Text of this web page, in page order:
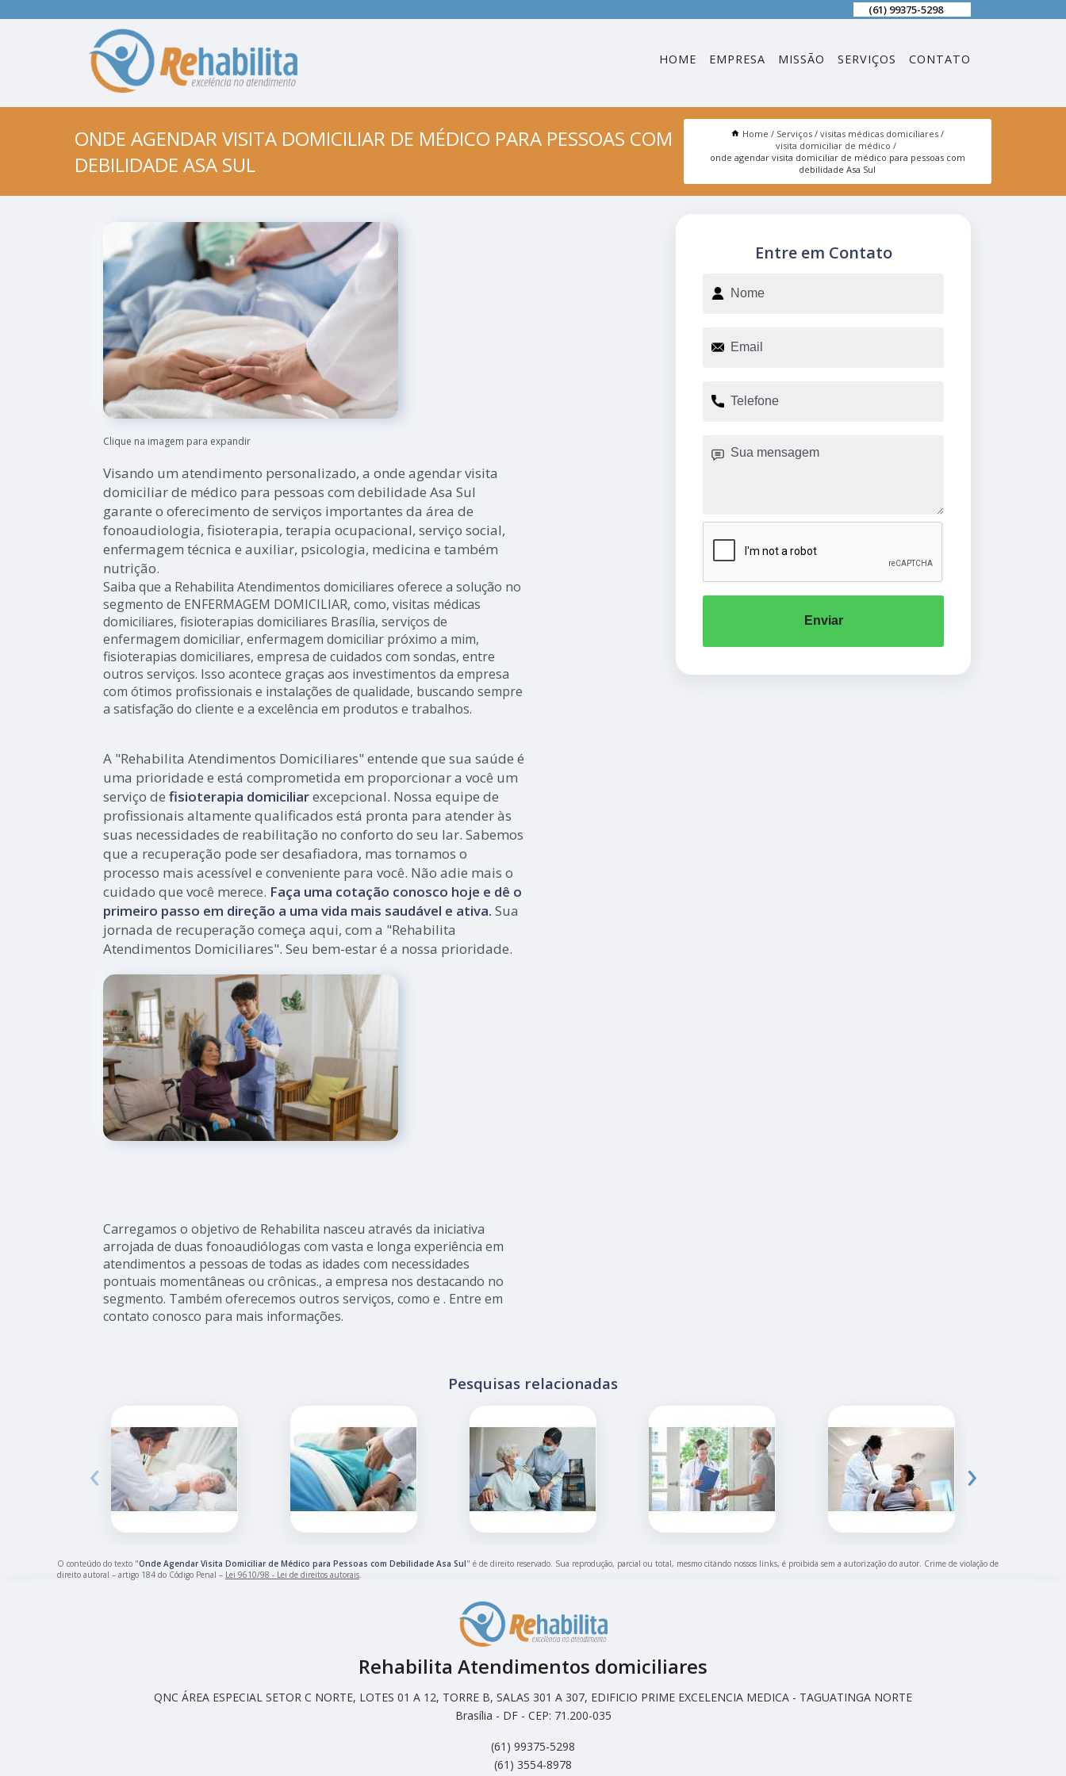
(61) 99375-5298
HOME EMPRESA MISSÃO SERVIÇOS CONTATO
ONDE AGENDAR VISITA DOMICILIAR DE MÉDICO PARA PESSOAS COM
DEBILIDADE ASA SUL
Home Serviços
visitas médicas domiciliares
visita domiciliar de médico
onde agendar visita domiciliar de médico para pessoas com
debilidade Asa Sul
Clique na imagem para expandir
Visando um atendimento personalizado, a onde agendar visita
domiciliar de médico para pessoas com debilidade Asa Sul
garante o oferecimento de serviços importantes da área de
fonoaudiologia, fisioterapia, terapia ocupacional, serviço social,
enfermagem técnica e auxiliar, psicologia, medicina e também
nutrição.
Saiba que a Rehabilita Atendimentos domiciliares oferece a solução no
segmento de ENFERMAGEM DOMICILIAR, como, visitas médicas
domiciliares, fisioterapias domiciliares Brasília, serviços de
enfermagem domiciliar, enfermagem domiciliar próximo a mim,
fisioterapias domiciliares, empresa de cuidados com sondas, entre
outros serviços. Isso acontece graças aos investimentos da empresa
com ótimos profissionais e instalações de qualidade, buscando sempre
a satisfação do cliente e a excelência em produtos e trabalhos.
A "Rehabilita Atendimentos Domiciliares" entende que sua saúde é
uma prioridade e está comprometida em proporcionar a você um
serviço de fisioterapia domiciliarexcepcional. Nossa equipe de
profissionais altamente qualificados está pronta para atender às
suas necessidades de reabilitação no conforto do seu lar. Sabemos
que a recuperação pode ser desafiadora, mas tornamos o
processo mais acessível e conveniente para você. Não adie mais o
cuidado que você merece. Faça uma cotação conosco hoje e dê o
primeiro passo em direção a uma vida mais saudável e ativa. Sua
jornada de recuperação começa aqui, com a "Rehabilita
Atendimentos Domiciliares". Seu bem-estar é a nossa prioridade.
Carregamos o objetivo de Rehabilita nasceu através da iniciativa
arrojada de duas fonoaudiólogas com vasta e longa experiência em
atendimentos a pessoas de todas as idades com necessidades
pontuais momentâneas ou crônicas., a empresa nos destacando no
segmento. Também oferecemos outros serviços, como e . Entre em
contato conosco para mais informações.
Entre em Contato
Enviar
Pesquisas relacionadas
‹ ›
O conteúdo do texto "Onde Agendar Visita Domiciliar de Médico para Pessoas com Debilidade Asa Sul" é de direito reservado. Sua reprodução, parcial ou total, mesmo citando nossos links, é proibida sem a autorização do autor. Crime de violação de
direito autoral – artigo 184 do Código Penal – Lei 9610/98 - Lei de direitos autorais.
Rehabilita Atendimentos domiciliares
QNC ÁREA ESPECIAL SETOR C NORTE, LOTES 01 A 12, TORRE B, SALAS 301 A 307, EDIFICIO PRIME EXCELENCIA MEDICA - TAGUATINGA NORTE
Brasília - DF - CEP: 71.200-035
(61) 99375-5298
(61) 3554-8978